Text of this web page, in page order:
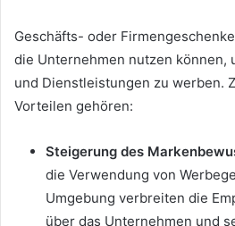
Geschäfts- oder
die Unternehmen nutzen können,
und Dienstleistungen zu werben.
Vorteilen gehören:
Steigerung des
die Verwendung von
Umgebung verbreiten die
über das Unternehmen und